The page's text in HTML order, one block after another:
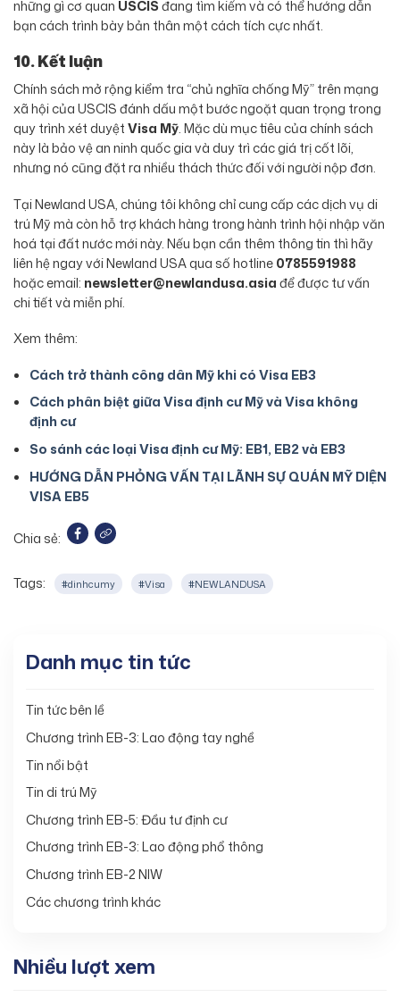
những gì cơ quan USCISđang tìm kiếm và có thể hướng dẫn
bạn cách trình bày bản thân một cách tích cực nhất.
10. Kết luận
Chính sách mở rộng kiểm tra “chủ nghĩa chống Mỹ” trên mạng
xã hội của USCIS đánh dấu một bước ngoặt quan trọng trong
quy trình xét duyệtVisa Mỹ. Mặc dù mục tiêu của chính sách
này là bảo vệ an ninh quốc gia và duy trì các giá trị cốt lõi,
nhưng nó cũng đặt ra nhiều thách thức đối với người nộp đơn.
Tại Newland USA, chúng tôi không chỉ cung cấp các dịch vụ di
trú Mỹ mà còn hỗ trợ khách hàng trong hành trình hội nhập văn
hoá tại đất nước mới này. Nếu bạn cần thêm thông tin thì hãy
liên hệ ngay với Newland USA qua số hotline0785591988
hoặc email: newsletter@newlandusa.asiađể được tư vấn
chi tiết và miễn phí.
Xem thêm:
Cách trở thành công dân Mỹ khi có Visa EB3
Cách phân biệt giữa Visa định cư Mỹ và Visa không
định cư
So sánh các loại Visa định cư Mỹ: EB1, EB2 và EB3
HƯỚNG DẪN PHỎNG VẤN TẠI LÃNH SỰ QUÁN MỸ DIỆN
VISA EB5
Chia sẻ:
Tags: #dinhcumy #Visa #NEWLANDUSA
Danh mục tin tức
Tin tức bên lề
Chương trình EB-3: Lao động tay nghề
Tin nổi bật
Tin di trú Mỹ
Chương trình EB-5: Đầu tư định cư
Chương trình EB-3: Lao động phổ thông
Chương trình EB-2 NIW
Các chương trình khác
Nhiều lượt xem